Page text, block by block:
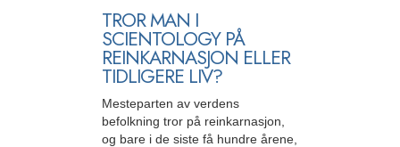
TROR MAN I
SCIENTOLOGY PÅ
REINKARNASJON ELLER
TIDLIGERE LIV?
Mesteparten av verdens
befolkning tror på reinkarnasjon,
og bare i de siste få hundre årene,